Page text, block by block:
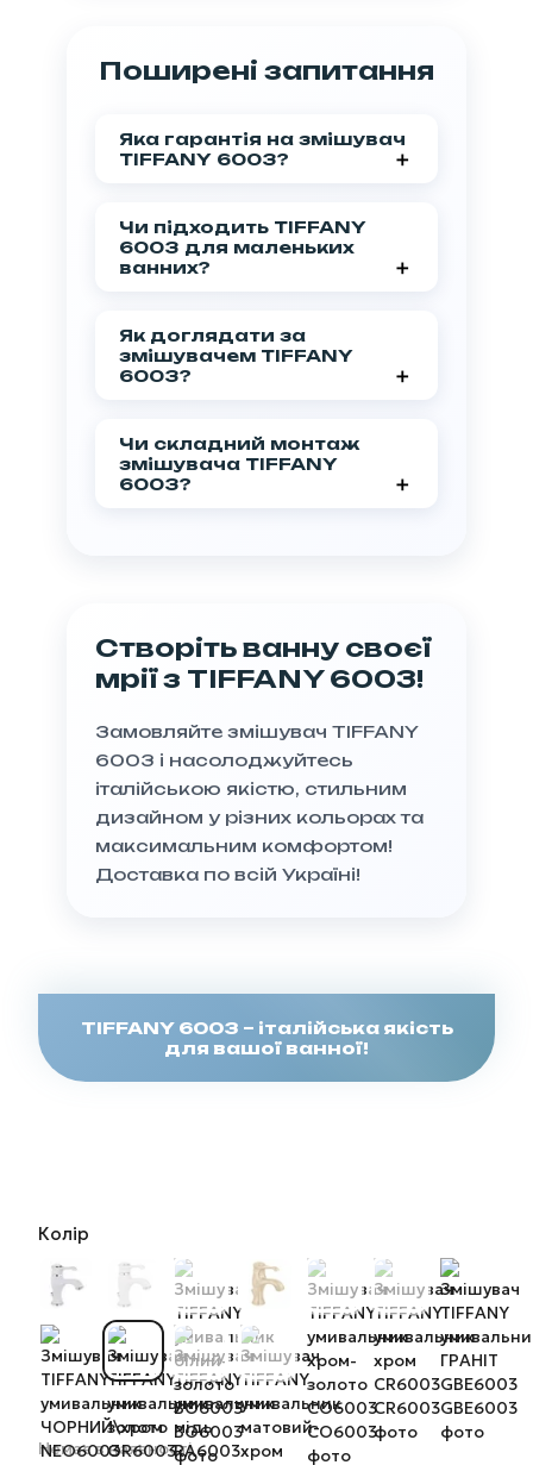
Поширені запитання
Яка гарантія на змішувач
TIFFANY 6003?
надається гарантія 7 років,
що підтверджує його
надійність та якість.
Чи підходить TIFFANY
6003 для маленьких
ванних?
підходить для невеликих
ванних кімнат.
Як доглядати за
змішувачем TIFFANY
6003?
м'якими миючими засобами
без абразивів. Для різних
кольорів використовуйте
Чи складний монтаж
змішувача TIFFANY
6003?
Створіть ванну своєї
мрії з TIFFANY 6003!
Замовляйте змішувач TIFFANY
6003 і насолоджуйтесь
італійською якістю, стильним
дизайном у різних кольорах та
максимальним комфортом!
Доставка по всій Україні!
TIFFANY 6003 – італійська якість
для вашої ванної!
Колір
Немає в наявності